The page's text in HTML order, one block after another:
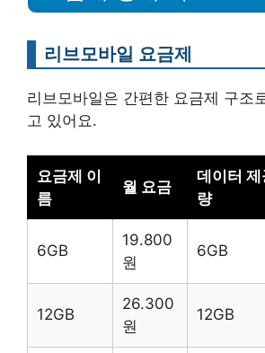
리브모바일 요금제
리브모바일은 간편한 요금제 구조
고 있어요.
요금제 이
름
월 요금
데이터 제
량
6GB
19.800
원
6GB
12GB
26.300
원
12GB